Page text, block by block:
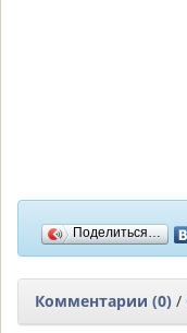
Поделиться…
Комментарии (0) /